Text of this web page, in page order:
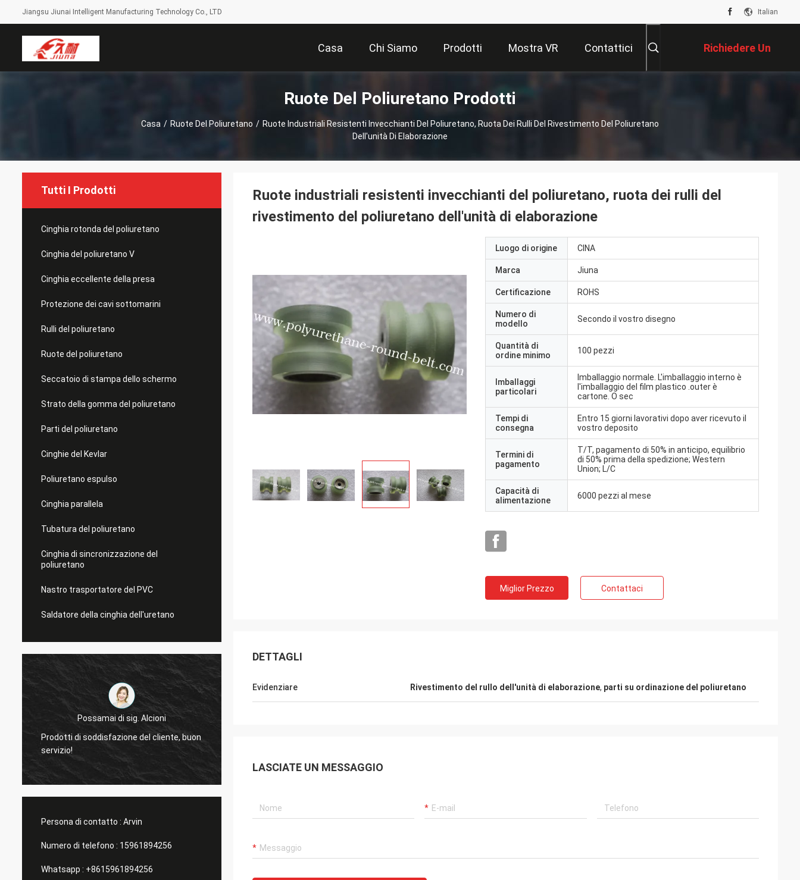
Jiangsu Jiunai Intelligent Manufacturing Technology Co., LTD Italian
Casa Chi Siamo Prodotti Mostra VR Contattici Richiedere Un
Preventivo
Ruote Del Poliuretano Prodotti
Casa / Ruote Del Poliuretano / Ruote Industriali Resistenti Invecchianti Del Poliuretano, Ruota Dei Rulli Del Rivestimento Del Poliuretano
Dell'unità Di Elaborazione
Tutti I Prodotti
Cinghia rotonda del poliuretano
Cinghia del poliuretano V
Cinghia eccellente della presa
Protezione dei cavi sottomarini
Rulli del poliuretano
Ruote del poliuretano
Seccatoio di stampa dello schermo
Strato della gomma del poliuretano
Parti del poliuretano
Cinghie del Kevlar
Poliuretano espulso
Cinghia parallela
Tubatura del poliuretano
Cinghia di sincronizzazione del
poliuretano
Nastro trasportatore del PVC
Saldatore della cinghia dell'uretano
Possamai di sig. Alcioni
Prodotti di soddisfazione del cliente, buon
servizio!
Persona di contatto : Arvin
Numero di telefono : 15961894256
Whatsapp : +8615961894256
Ruote industriali resistenti invecchianti del poliuretano, ruota dei rulli del
rivestimento del poliuretano dell'unità di elaborazione
Luogo di origine CINA
Marca Jiuna
Certificazione ROHS
Numero di
modello
Secondo il vostro disegno
Quantità di
ordine minimo
100 pezzi
Imballaggi
particolari
Imballaggio normale. L'imballaggio interno è
l'imballaggio del film plastico .outer è
cartone. O sec
Tempi di
consegna
Entro 15 giorni lavorativi dopo aver ricevuto il
vostro deposito
Termini di
pagamento
T/T, pagamento di 50% in anticipo, equilibrio
di 50% prima della spedizione; Western
Union; L/C
Capacità di
alimentazione
6000 pezzi al mese
Miglior Prezzo Contattaci
DETTAGLI
Evidenziare Rivestimento del rullo dell'unità di elaborazione, parti su ordinazione del poliuretano
LASCIATE UN MESSAGGIO